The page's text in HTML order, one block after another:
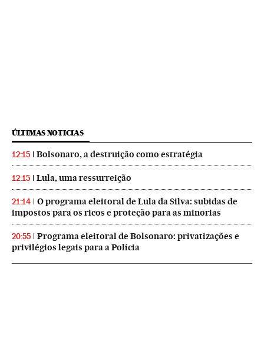
ÚLTIMAS NOTICIAS
12:15 Bolsonaro, a destruição como estratégia
12:15 Lula, uma ressurreição
21:14
O programa eleitoral de Lula da Silva: subidas de
impostos para os ricos e proteção para as minorias
20:55
Programa eleitoral de Bolsonaro: privatizações e
privilégios legais para a Polícia